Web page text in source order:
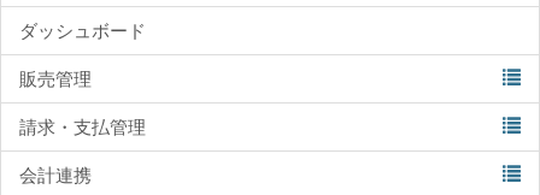
ダッシュボード
販売管理
請求・支払管理
会計連携